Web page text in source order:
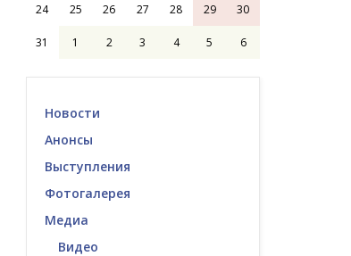
24 25 26 27 28 29 30
31 1 2 3 4 5 6
Новости
Анонсы
Выступления
Фотогалерея
Медиа
Видео